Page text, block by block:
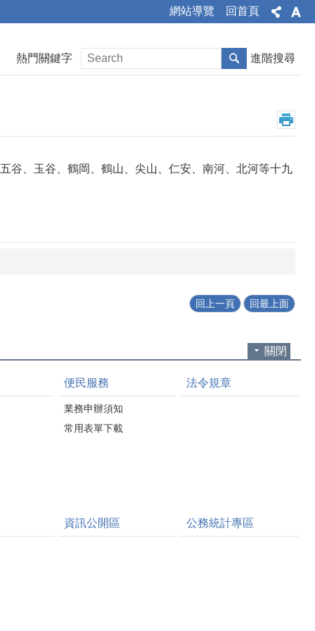
網站導覽 回首頁
熱門關鍵字 進階搜尋
谷、玉谷、鶴岡、鶴山、尖山、仁安、南河、北河等十九
回上一頁 回最上面
關閉
便民服務
業務申辦須知
常用表單下載
法令規章
資訊公開區 公務統計專區